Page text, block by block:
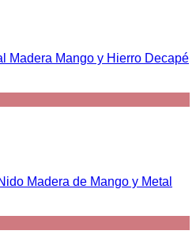
Madera Mango y Hierro Decapé
Madera de Mango y Metal